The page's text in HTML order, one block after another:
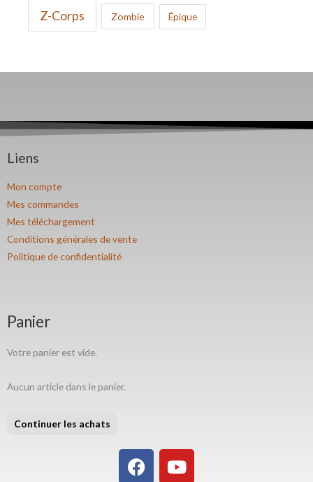
Z-Corps Zombie Épique
Liens
Mon compte
Mes commandes
Mes téléchargement
Conditions générales de vente
Politique de confidentialité
Panier
Votre panier est vide.
Aucun article dans le panier.
Continuer les achats
F
a
Y
o